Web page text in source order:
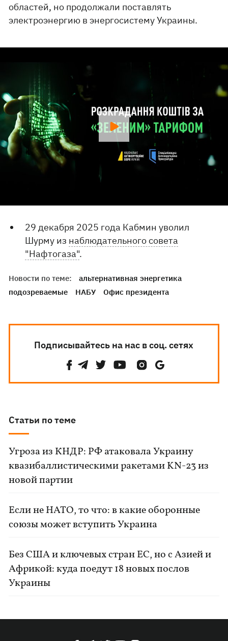
областей, но продолжали поставлять
электроэнергию в энергосистему Украины.
29 декабря 2025 года Кабмин уволил
Шурму из наблюдательного совета
"Нафтогаза".
Новости по теме:
альтернативная энергетика
подозреваемые
НАБУ Офис президента
Подписывайтесь на нас в соц. сетях
Статьи по теме
Угроза из КНДР: РФ атаковала Украину
квазибаллистическими ракетами KN-23 из
новой партии
Если не НАТО, то что: в какие оборонные
союзы может вступить Украина
Без США и ключевых стран ЕС, но с Азией и
Африкой: куда поедут 18 новых послов
Украины